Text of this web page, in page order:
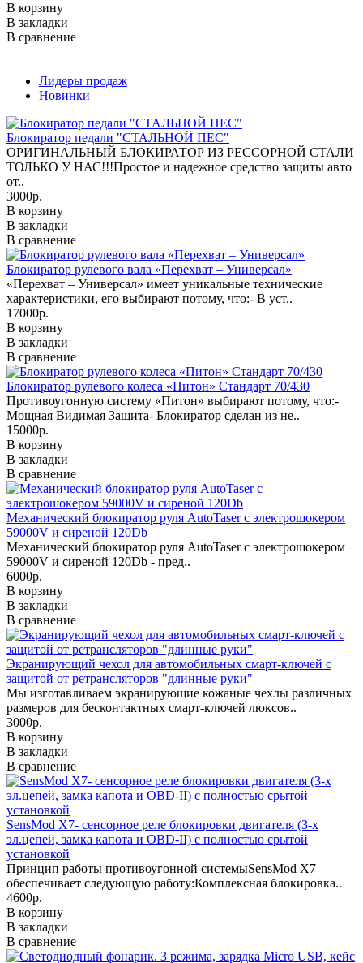
В корзину
В закладки
В сравнение
Лидеры продаж
Новинки
Блокиратор педали "СТАЛЬНОЙ ПЕС"
ОРИГИНАЛЬНЫЙ БЛОКИРАТОР ИЗ РЕССОРНОЙ СТАЛИ
ТОЛЬКО У НАС!!!Простое и надежное средство защиты авто
от..
3000р.
В корзину
В закладки
В сравнение
Блокиратор рулевого вала «Перехват – Универсал»
«Перехват – Универсал» имеет уникальные технические
характеристики, его выбирают потому, что:- В уст..
17000р.
В корзину
В закладки
В сравнение
Блокиратор рулевого колеса «Питон» Стандарт 70/430
Противоугонную систему «Питон» выбирают потому, что:-
Мощная Видимая Защита- Блокиратор сделан из не..
15000р.
В корзину
В закладки
В сравнение
Механический блокиратор руля AutoTaser с электрошокером
59000V и сиреной 120Db
Механический блокиратор руля AutoTaser с электрошокером
59000V и сиреной 120Db - пред..
6000р.
В корзину
В закладки
В сравнение
Экранирующий чехол для автомобильных смарт-ключей с
защитой от ретрансляторов "длинные руки"
Мы изготавливаем экранирующие кожаные чехлы различных
размеров для бесконтактных смарт-ключей люксов..
3000р.
В корзину
В закладки
В сравнение
SensMod X7- сенсорное реле блокировки двигателя (3-х
эл.цепей, замка капота и OBD-II) с полностью срытой
установкой
Принцип работы противоугонной системыSensMod X7
обеспечивает следующую работу:Комплексная блокировка..
4600р.
В корзину
В закладки
В сравнение